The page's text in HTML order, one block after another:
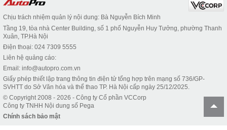
Chịu trách nhiệm quản lý nội dung: Bà Nguyễn Bích Minh
Tầng 19, tòa nhà Center Building, số 1 phố Nguyễn Huy Tưởng, phường Thanh
Xuân, TP.Hà Nội
Điện thoại: 024 7309 5555
Liên hệ quảng cáo:
Email: info@autopro.com.vn
Giấy phép thiết lập trang thông tin điện tử tổng hợp trên mạng số 736/GP-
SVHTT do Sở Văn hóa và thể thao TP. Hà Nội cấp ngày 25/12/2025.
© Copyright 2008 - 2026 - Công ty Cổ phần VCCorp
Công ty TNHH Nội dung số Pega
Chính sách bảo mật